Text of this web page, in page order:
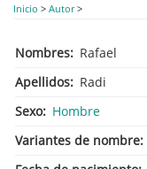
Inicio > Autor>
Nombres
Rafael
Apellidos
Radi
Sexo
Hombre
Variantes de nombre